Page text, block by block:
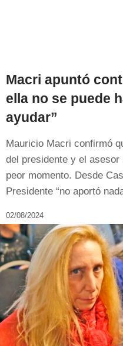
Macri apuntó
ella no se puede
ayudar”
Mauricio Macri confirmó
del presidente y el
peor momento. Desde
Presidente “no aportó
02/08/2024